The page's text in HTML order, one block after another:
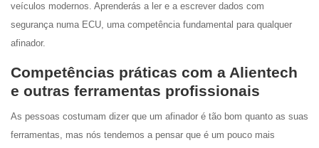
veículos modernos. Aprenderás a ler e a escrever dados com
segurança numa ECU, uma competência fundamental para qualquer
afinador.
Competências práticas com a Alientech
e outras ferramentas profissionais
As pessoas costumam dizer que um afinador é tão bom quanto as suas
ferramentas, mas nós tendemos a pensar que é um pouco mais